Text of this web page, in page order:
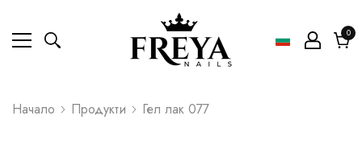
00
Начало Продукти Гел лак 077